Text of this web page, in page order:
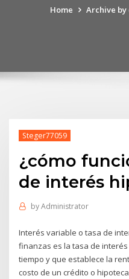
Home Archive by
Steger77059
¿cómo
de interés
byAdministrator
Interés variable o tasa de
finanzas es la tasa de
tiempo y que establece la
costo de un crédito o